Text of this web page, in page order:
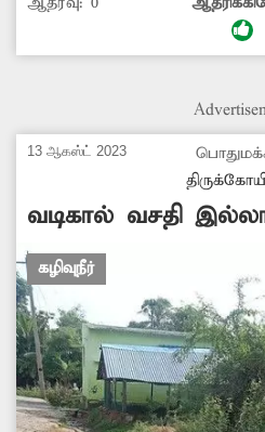
நிற்கிறது. இதனால் அங்கு
ஏற்பட்டு
அதிகாரிகள் உரிய
13 ஆகஸ்ட் 2023
வடிகால் வசதி
கழிவுநீர்